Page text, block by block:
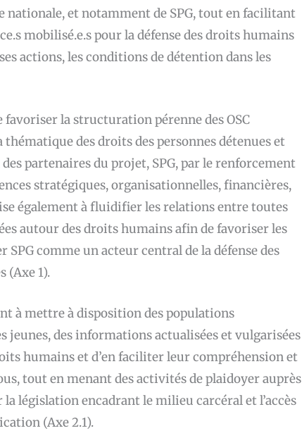
nationale, et notamment de SPG, tout en facilitant
mobilisé.e.s pour la défense des droits humains
actions, les conditions de détention dans les
la structuration pérenne des OSC
des droits des personnes détenues et
partenaires du projet, SPG, par le renforcement
stratégiques, organisationnelles, financières,
également à fluidifier les relations entre toutes
autour des droits humains afin de favoriser les
SPG comme un acteur central de la défense des
(Axe 1).
à mettre à disposition des populations
jeunes, des informations actualisées et vulgarisées
humains et d’en faciliter leur compréhension et
tout en menant des activités de plaidoyer auprès
législation encadrant le milieu carcéral et l’accès
(Axe 2.1).